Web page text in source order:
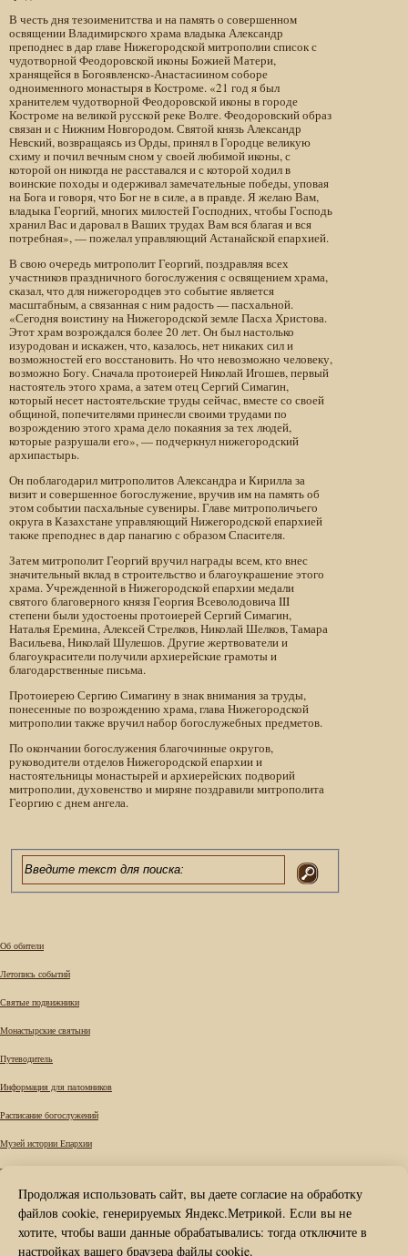
В честь дня тезоименитства и на память о совершенном
освящении Владимирского храма владыка Александр
преподнес в дар главе Нижегородской митрополии список с
чудотворной Феодоровской иконы Божией Матери,
хранящейся в Богоявленско-Анастасиином соборе
одноименного монастыря в Костроме. «21 год я был
хранителем чудотворной Феодоровской иконы в городе
Костроме на великой русской реке Волге. Феодоровский образ
связан и с Нижним Новгородом. Святой князь Александр
Невский, возвращаясь из Орды, принял в Городце великую
схиму и почил вечным сном у своей любимой иконы, с
которой он никогда не расставался и с которой ходил в
воинские походы и одерживал замечательные победы, уповая
на Бога и говоря, что Бог не в силе, а в правде. Я желаю Вам,
владыка Георгий, многих милостей Господних, чтобы Господь
хранил Вас и даровал в Ваших трудах Вам вся благая и вся
потребная», — пожелал управляющий Астанайской епархией.
В свою очередь митрополит Георгий, поздравляя всех
участников праздничного богослужения с освящением храма,
сказал, что для нижегородцев это событие является
масштабным, а связанная с ним радость — пасхальной.
«Сегодня воистину на Нижегородской земле Пасха Христова.
Этот храм возрождался более 20 лет. Он был настолько
изуродован и искажен, что, казалось, нет никаких сил и
возможностей его восстановить. Но что невозможно человеку,
возможно Богу. Сначала протоиерей Николай Игошев, первый
настоятель этого храма, а затем отец Сергий Симагин,
который несет настоятельские труды сейчас, вместе со своей
общиной, попечителями принесли своими трудами по
возрождению этого храма дело покаяния за тех людей,
которые разрушали его», — подчеркнул нижегородский
архипастырь.
Он поблагодарил митрополитов Александра и Кирилла за
визит и совершенное богослужение, вручив им на память об
этом событии пасхальные сувениры. Главе митрополичьего
округа в Казахстане управляющий Нижегородской епархией
также преподнес в дар панагию с образом Спасителя.
Затем митрополит Георгий вручил награды всем, кто внес
значительный вклад в строительство и благоукрашение этого
храма. Учрежденной в Нижегородской епархии медали
святого благоверного князя Георгия Всеволодовича III
степени были удостоены протоиерей Сергий Симагин,
Наталья Еремина, Алексей Стрелков, Николай Шелков, Тамара
Васильева, Николай Шулешов. Другие жертвователи и
благоукрасители получили архиерейские грамоты и
благодарственные письма.
Протоиерею Сергию Симагину в знак внимания за труды,
понесенные по возрождению храма, глава Нижегородской
митрополии также вручил набор богослужебных предметов.
По окончании богослужения благочинные округов,
руководители отделов Нижегородской епархии и
настоятельницы монастырей и архиерейских подворий
митрополии, духовенство и миряне поздравили митрополита
Георгию с днем ангела.
Об обители
Летопись событий
Святые подвижники
Монастырские святыни
Путеводитель
Информация для паломников
Расписание богослужений
Музей истории Епархии
Требы
Вопрос к наместнику
Продолжая использовать сайт, вы даете согласие на обработку
файлов cookie, генерируемых Яндекс.Метрикой. Если вы не
хотите, чтобы ваши данные обрабатывались: тогда отключите в
настройках вашего браузера файлы cookie.